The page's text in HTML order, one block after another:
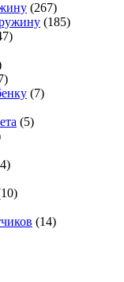
(267)
(185)
(7)
(5)
(14)